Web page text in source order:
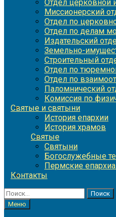
Отдел церковной
Миссионерский
Отдел по
Отдел по делам
Издательский
Земельно-
Строительный
Отдел по
Отдел по
Паломнический
Комиссия по
Святые и святыни
История епархии
История храмов
Святые
Святыни
Богослужебные
Пермские
Контакты
Найти:
Меню